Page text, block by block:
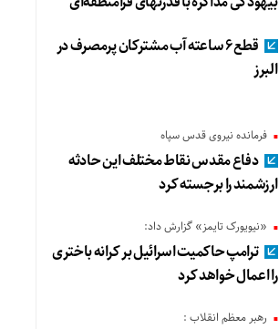
قطع ۶ ساعته آب مشترکان پرمصرف در
البرز
فرمانده نیروی قدس سپاه
دفاع مقدس نقاط مختلف این حادثه
ارزشمند را برجسته کرد
«نیویورک تایمز» گزارش داد:
ترامپ حاکمیت اسرائیل بر کرانه باختری
را اعمال خواهد کرد
رهبر معظم انقلاب :